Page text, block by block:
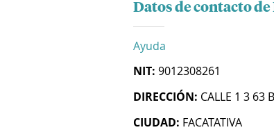
Datos de contacto
Ayuda
NIT: 9012308261
DIRECCIÓN: CALLE 1 3 63
CIUDAD: FACATATIVA